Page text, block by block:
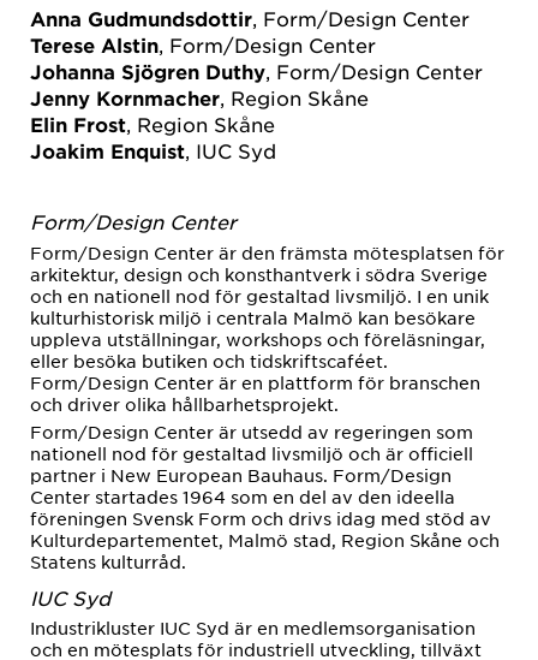
Anna Gudmundsdottir, Form/Design Center
Terese Alstin, Form/Design Center
Johanna Sjögren Duthy, Form/Design Center
Jenny Kornmacher, Region Skåne
Elin Frost, Region Skåne
Joakim Enquist, IUC Syd
Form/Design Center
Form/Design Center är den främsta mötesplatsen för
arkitektur, design och konsthantverk i södra Sverige
och en nationell nod för gestaltad livsmiljö. I en unik
kulturhistorisk miljö i centrala Malmö kan besökare
uppleva utställningar, workshops och föreläsningar,
eller besöka butiken och tidskriftscaféet.
Form/Design Center är en plattform för branschen
och driver olika hållbarhetsprojekt.
Form/Design Center är utsedd av regeringen som
nationell nod för gestaltad livsmiljö och är officiell
partner i New European Bauhaus. Form/Design
Center startades 1964 som en del av den ideella
föreningen Svensk Form och drivs idag med stöd av
Kulturdepartementet, Malmö stad, Region Skåne och
Statens kulturråd.
IUC Syd
Industrikluster IUC Syd är en medlemsorganisation
och en mötesplats för industriell utveckling, tillväxt